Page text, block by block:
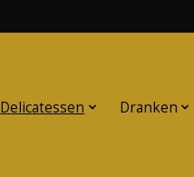
Delicatessen Dranken